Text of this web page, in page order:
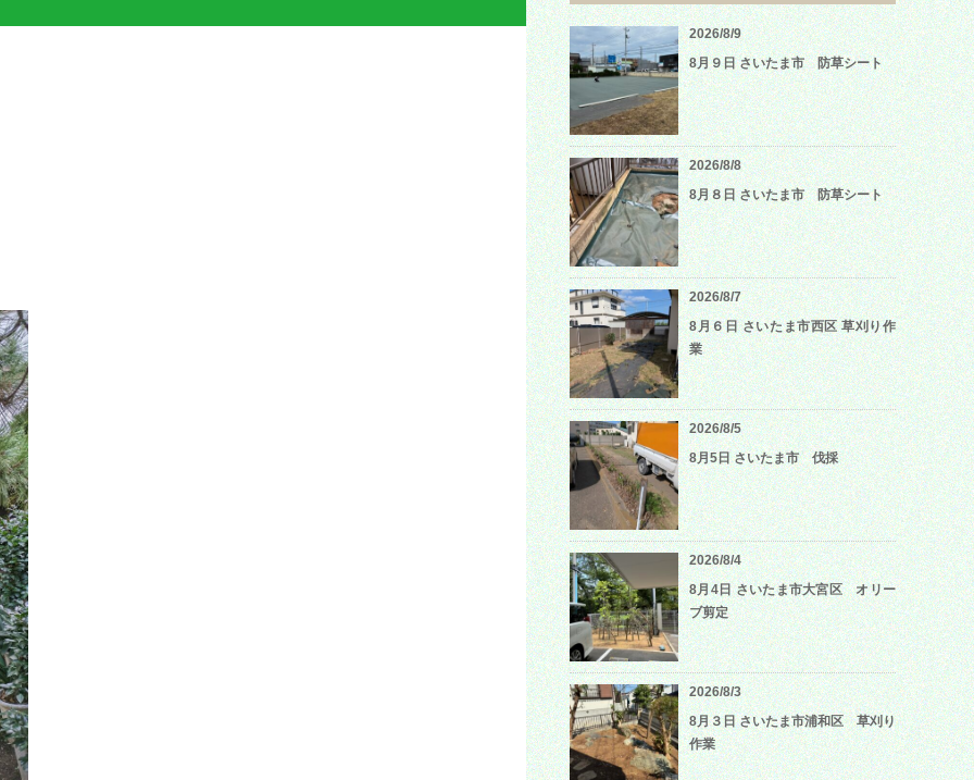
2026/8/9
8月９日 さいたま市 防草シート
2026/8/8
8月８日 さいたま市 防草シート
2026/8/7
8月６日 さいたま市西区 草刈り作
業
2026/8/5
8月5日 さいたま市 伐採
2026/8/4
8月4日 さいたま市大宮区 オリー
ブ剪定
2026/8/3
8月３日 さいたま市浦和区 草刈り
作業